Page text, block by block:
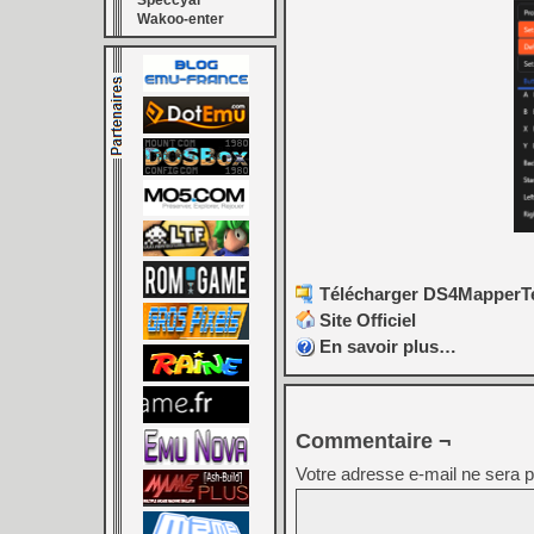
Wakoo-enter
Télécharger
Site Officiel
En savoir plus…
Commentaire ¬
Votre adresse e-mail ne sera